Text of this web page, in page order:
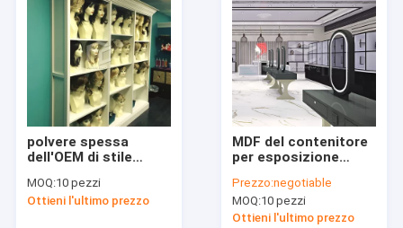
polvere spessa
dell'OEM di stile
esposizione del
salone del MDF di
MOQ:10 pezzi
Ottieni l'ultimo prezzo
MDF del contenitore
per esposizione
di T4 LED con
progettazione su
misura del negozio
Prezzo:negotiable
MOQ:10 pezzi
Ottieni l'ultimo prezzo